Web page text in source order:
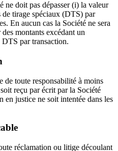
ne doit pas dépasser (i) la valeur
tirage spéciaux (DTS) par
En aucun cas la Société ne sera
montants excédant un
par transaction.
de toute responsabilité à moins
reçu par écrit par la Société
en justice ne soit intentée dans les
réclamation ou litige découlant